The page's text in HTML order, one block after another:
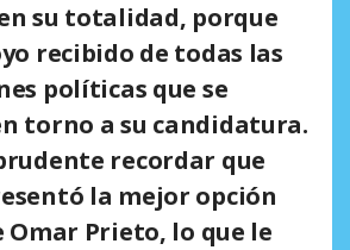
su totalidad, porque
recibido de todas las
políticas que se
torno a su candidatura.
recordar que
la mejor opción
Omar Prieto, lo que le